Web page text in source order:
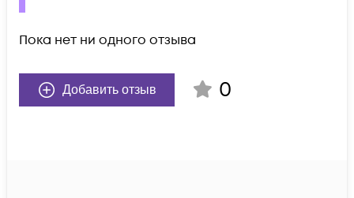
Пока нет ни одного отзыва
Добавить отзыв 0